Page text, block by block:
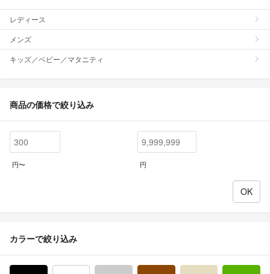
レディース
メンズ
キッズ／ベビー／マタニティ
商品の価格で絞り込み
円〜 円
カラーで絞り込み